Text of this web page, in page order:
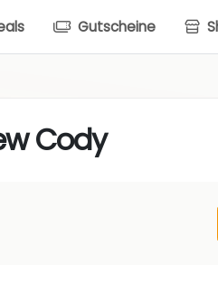
Gutscheine
Cody